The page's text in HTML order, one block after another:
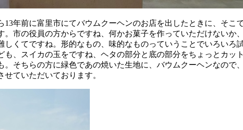
13年前に富里市にてバウムクーヘンのお店を出したときに、そ
。市の役員の方からですね、何かお菓子を作っていただけない
くてですね。形的なもの、味的なものっていうことでいろい
、スイカの玉をですね、ヘタの部分と底の部分をちょっとカ
そちらの方に緑色であの焼いた生地に、バウムクーヘンなの
せていただいております。